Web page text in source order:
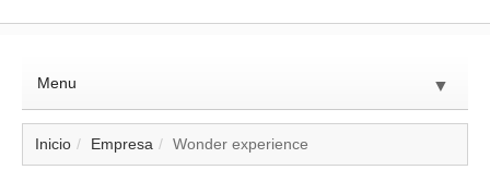
Menu ▼
Inicio Empresa Wonder experience